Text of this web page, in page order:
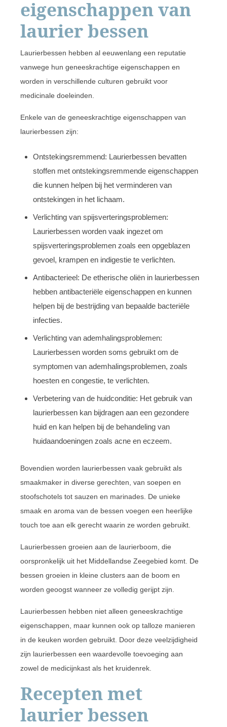
eigenschappen van
laurier bessen
Laurierbessen hebben al eeuwenlang een reputatie
vanwege hun geneeskrachtige eigenschappen en
worden in verschillende culturen gebruikt voor
medicinale doeleinden.
Enkele van de geneeskrachtige eigenschappen van
laurierbessen zijn:
Ontstekingsremmend: Laurierbessen bevatten
stoffen met ontstekingsremmende eigenschappen
die kunnen helpen bij het verminderen van
ontstekingen in het lichaam.
Verlichting van spijsverteringsproblemen:
Laurierbessen worden vaak ingezet om
spijsverteringsproblemen zoals een opgeblazen
gevoel, krampen en indigestie te verlichten.
Antibacterieel: De etherische oliën in laurierbessen
hebben antibacteriële eigenschappen en kunnen
helpen bij de bestrijding van bepaalde bacteriële
infecties.
Verlichting van ademhalingsproblemen:
Laurierbessen worden soms gebruikt om de
symptomen van ademhalingsproblemen, zoals
hoesten en congestie, te verlichten.
Verbetering van de huidconditie: Het gebruik van
laurierbessen kan bijdragen aan een gezondere
huid en kan helpen bij de behandeling van
huidaandoeningen zoals acne en eczeem.
Bovendien worden laurierbessen vaak gebruikt als
smaakmaker in diverse gerechten, van soepen en
stoofschotels tot sauzen en marinades. De unieke
smaak en aroma van de bessen voegen een heerlijke
touch toe aan elk gerecht waarin ze worden gebruikt.
Laurierbessen groeien aan de laurierboom, die
oorspronkelijk uit het Middellandse Zeegebied komt. De
bessen groeien in kleine clusters aan de boom en
worden geoogst wanneer ze volledig gerijpt zijn.
Laurierbessen hebben niet alleen geneeskrachtige
eigenschappen, maar kunnen ook op talloze manieren
in de keuken worden gebruikt. Door deze veelzijdigheid
zijn laurierbessen een waardevolle toevoeging aan
zowel de medicijnkast als het kruidenrek.
Recepten met
laurier bessen